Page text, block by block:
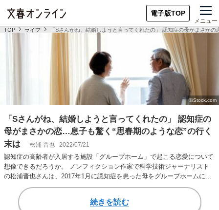
電子版TOP
メニュー
TOP ライフ 「Sさんがね、結婚しようと言ってくれたの」 認知症の母がまさか
「Sさんがね、結婚しようと言ってくれたの」 認知症の
母がまさかの恋…息子も驚く“思春期のような恋”の行く
末は
松浦 晋也 2022/07/21
認知症の高齢者が入居する施設「グループホーム」で起こる恋愛について
想像できるだろうか。 ノンフィクション作家で科学技術ジャーナリスト
の松浦晋也さんは、2017年1月に認知症を患った母をグループホームに入
居させた。2…
続きを読む